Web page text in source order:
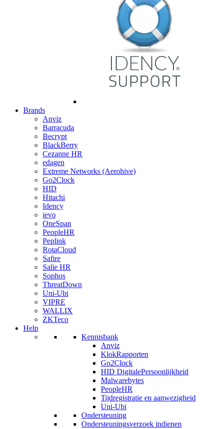
Brands
Anviz
Barracuda
Becrypt
BlackBerry
Cezanne HR
edagen
Extreme Networks (Aerohive)
Go2Clock
HID
Hitachi
Idency
ievo
OneSpan
PeopleHR
Peplink
RotaCloud
Safire
Salie HR
Sophos
ThreatDown
Uni-Ubi
VIPRE
WALLIX
ZKTeco
Help
Kennisbank
Anviz
KlokRapporten
Go2Clock
HID DigitalePersoonlijkheid
Malwarebytes
PeopleHR
Tijdregistratie en aanwezigheid
Uni-Ubi
Ondersteuning
Ondersteuningsverzoek indienen